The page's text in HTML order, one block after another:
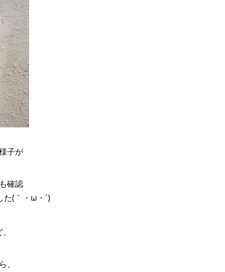
子が
確認
た(｀・ω・´)
、